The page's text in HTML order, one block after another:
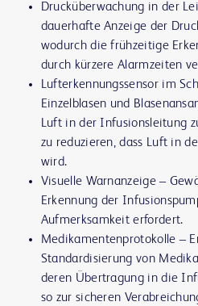
Drucküberwachung in der
dauerhafte Anzeige der
wodurch die frühzeitige
durch kürzere Alarmzeiten
Lufterkennungssensor im
Einzelblasen und
Luft in der Infusionsleitung
zu reduzieren, dass Luft in
wird.
Visuelle Warnanzeige‒
Erkennung der
Aufmerksamkeit erfordert.
Medikamentenprotokolle ‒
Standardisierung von
deren Übertragung in die
so zur sicheren